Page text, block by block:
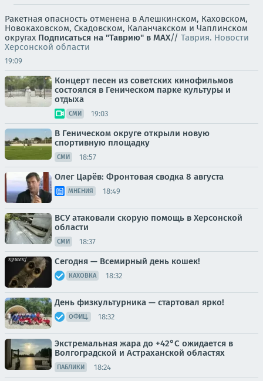
Ракетная опасность отменена в Алешкинском, Каховском,
Новокаховском, Скадовском, Каланчакском и Чаплинском
округах Подписаться на "Таврию" в MAX// Таврия. Новости
Херсонской области
19:09
Концерт песен из советских кинофильмов
состоялся в Геническом парке культуры и
отдыха
СМИ 19:03
В Геническом округе открыли новую
спортивную площадку
СМИ 18:57
Олег Царёв: Фронтовая сводка 8 августа
МНЕНИЯ 18:49
ВСУ атаковали скорую помощь в Херсонской
области
СМИ 18:37
Сегодня — Всемирный день кошек!
КАХОВКА 18:32
День физкультурника — стартовал ярко!
ОФИЦ. 18:32
Экстремальная жара до +42°C ожидается в
Волгоградской и Астраханской областях
ПАБЛИКИ 18:24